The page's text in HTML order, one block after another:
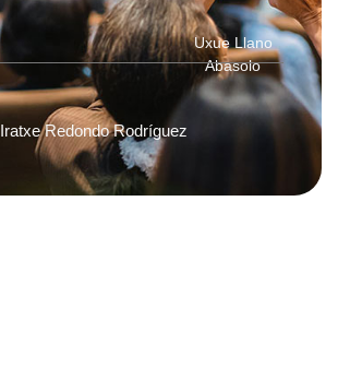
Uxue Llano
Abasolo
Iratxe Redondo Rodríguez